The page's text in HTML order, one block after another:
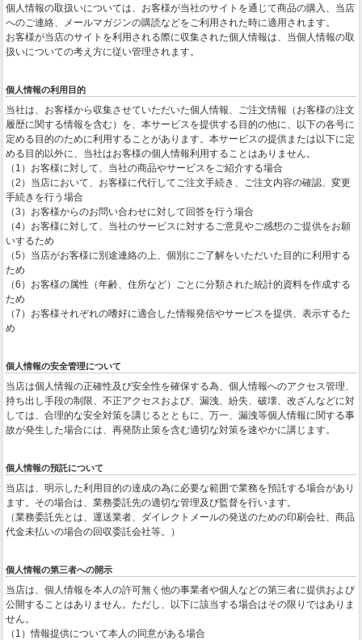
個人情報の取扱いについては、お客様が当社のサイトを通じて商品の購入、当店
へのご連絡、メールマガジンの購読などをご利用された時に適用されます。
お客様が当店のサイトを利用される際に収集された個人情報は、当個人情報の取
扱いについての考え方に従い管理されます。
個人情報の利用目的
当社は、お客様から収集させていただいた個人情報、ご注文情報（お客様の注文
履歴に関する情報を含む）を、本サービスを提供する目的の他に、以下の各号に
定める目的のために利用することがあります。本サービスの提供または以下に定
める目的以外に、当社はお客様の個人情報利用することはありません。
（1）お客様に対して、当社の商品やサービスをご紹介する場合
（2）当店において、お客様に代行してご注文手続き、ご注文内容の確認、変更
手続きを行う場合
（3）お客様からのお問い合わせに対して回答を行う場合
（4）お客様に対して、当社のサービスに対するご意見やご感想のご提供をお願
いするため
（5）当店がお客様に別途連絡の上、個別にご了解をいただいた目的に利用する
ため
（6）お客様の属性（年齢、住所など）ごとに分類された統計的資料を作成する
ため
（7）お客様それぞれの嗜好に適合した情報発信やサービスを提供、表示するた
め
個人情報の安全管理について
当店は個人情報の正確性及び安全性を確保する為、個人情報へのアクセス管理、
持ち出し手段の制限、不正アクセスおよび、漏洩、紛失、破壊、改ざんなどに対
しては、合理的な安全対策を講じるとともに、万一、漏洩等個人情報に関する事
故が発生した場合には、再発防止策を含む適切な対策を速やかに講じます。
個人情報の預託について
当店は、明示した利用目的の達成の為に必要な範囲で業務を預託する場合があり
ます。その場合は、業務委託先の適切な管理及び監督を行います。
（業務委託先とは、運送業者、ダイレクトメールの発送のための印刷会社、商品
代金未払いの場合の回収委託会社等。）
個人情報の第三者への開示
当店は、個人情報を本人の許可無く他の事業者や個人などの第三者に提供および
公開することはありません。ただし、以下に該当する場合はその限りではありま
せん。
（1）情報提供について本人の同意がある場合